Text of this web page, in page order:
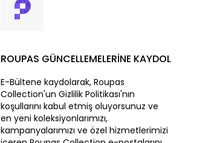
ROUPAS GÜNCELLEMELERİNE KAYDOL
E-Bültene kaydolarak, Roupas
Collection'un Gizlilik Politikası'nın
koşullarını kabul etmiş oluyorsunuz ve
en yeni koleksiyonlarımızı,
kampanyalarımızı ve özel hizmetlerimizi